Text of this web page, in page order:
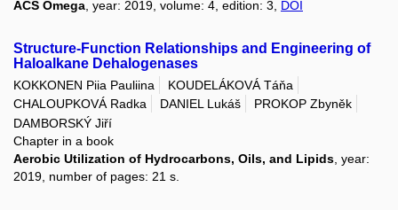
ACS Omega , year: 2019, volume: 4, edition: 3, DOI
Structure-Function Relationships and Engineering of
Haloalkane Dehalogenases
KOKKONEN Piia Pauliina
KOUDELÁKOVÁ Táňa
CHALOUPKOVÁ Radka
DANIEL Lukáš
PROKOP Zbyněk
DAMBORSKÝ Jiří
Chapter in a book
Aerobic Utilization of Hydrocarbons, Oils, and Lipids , year:
2019, number of pages: 21 s.